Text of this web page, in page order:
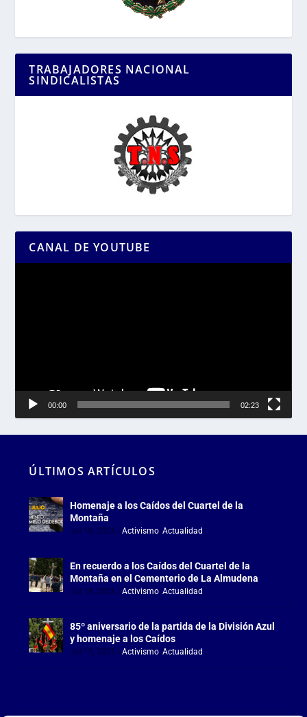
TRABAJADORES NACIONAL
SINDICALISTAS
CANAL DE YOUTUBE
00:00 02:23
ÚLTIMOS ARTÍCULOS
Homenaje a los Caídos del Cuartel de la
Montaña
Jul 18, 2026 |Activismo,Actualidad
En recuerdo a los Caídos del Cuartel de la
Montaña en el Cementerio de La Almudena
Jul 18, 2026 |Activismo,Actualidad
85º aniversario de la partida de la División Azul
y homenaje a los Caídos
Jul 15, 2026 |Activismo,Actualidad